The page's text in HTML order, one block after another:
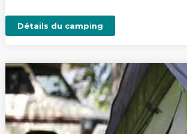
Détails du camping